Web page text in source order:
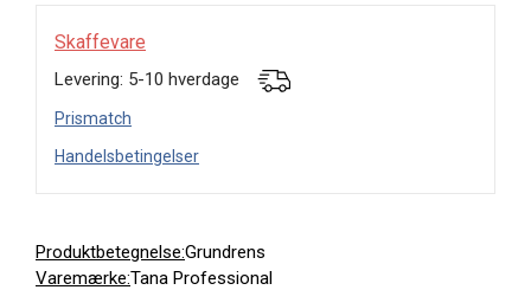
Skaffevare
Levering: 5-10 hverdage
Prismatch
Handelsbetingelser
Produktbetegnelse:Grundrens
Varemærke:Tana Professional